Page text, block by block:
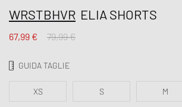
WRSTBHVR ELIA SHORTS
67,99 € 79,99 €
GUIDA TAGLIE
XS S M